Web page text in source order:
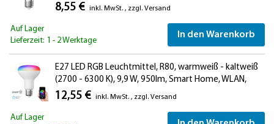
8,55 € inkl. MwSt. , zzgl. Versand
Auf Lager
Lieferzeit: 1 - 2 Werktage
In den Warenkorb
E27 LED RGB Leuchtmittel, R80, warmweiß - kaltweiß
(2700 - 6300 K), 9,9 W, 950lm, Smart Home, WLAN,
Alexa, matt
12,55 € inkl. MwSt. , zzgl. Versand
Auf Lager